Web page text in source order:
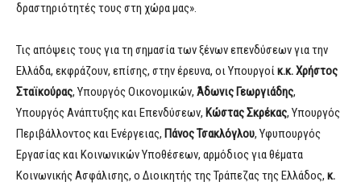
δραστηριότητές τους στη χώρα μας».
Τις απόψεις τους για τη σημασία των ξένων επενδύσεων για την
Ελλάδα, εκφράζουν, επίσης, στην έρευνα, οι Υπουργοίκ.κ.Χρήστος
Σταϊκούρας, Υπουργός Οικονομικών, Άδωνις Γεωργιάδης,
Υπουργός Ανάπτυξης και Επενδύσεων, Κώστας Σκρέκας, Υπουργός
Περιβάλλοντος και Ενέργειας, Πάνος Τσακλόγλου, Υφυπουργός
Εργασίας και Κοινωνικών Υποθέσεων, αρμόδιος για θέματα
Κοινωνικής Ασφάλισης, ο Διοικητής της Τράπεζας της Ελλάδος, κ.